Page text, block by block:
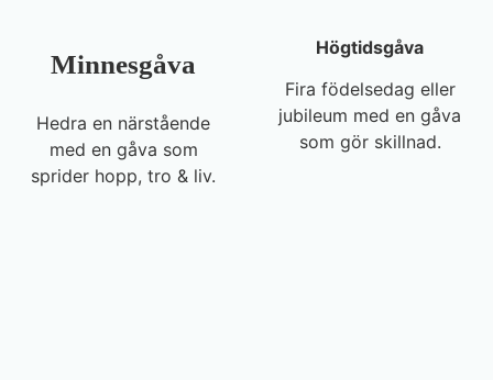
Minnesgåva
Hedra en närstående
med en gåva som
sprider hopp, tro & liv.
Högtidsgåva
Fira födelsedag eller
jubileum med en gåva
som gör skillnad.